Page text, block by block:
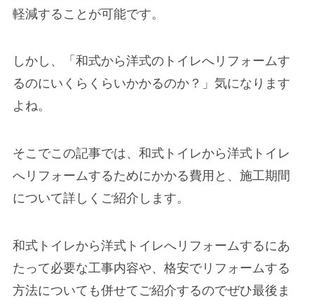
軽減することが可能です。
しかし、
「和式から洋式のトイレへリフォームす
るのにいくらくらいかかるのか？」 気になります
よね。
そこでこの記事では、和式トイレから洋式トイレ
へリフォームするためにかかる費用と、施工期間
について詳しくご紹介します。
和式トイレから洋式トイレへリフォームするにあ
たって必要な工事内容や、格安でリフォームする
方法についても併せてご紹介するのでぜひ最後ま